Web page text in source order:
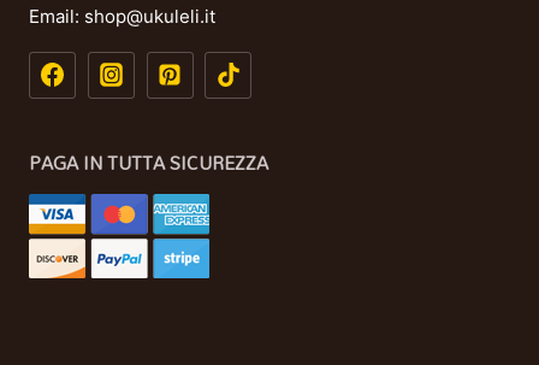
Email: shop@ukuleli.it
PAGA IN TUTTA SICUREZZA